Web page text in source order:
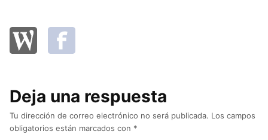
Deja una respuesta
Tu dirección de correo electrónico no será publicada. Los campos
obligatorios están marcados con *